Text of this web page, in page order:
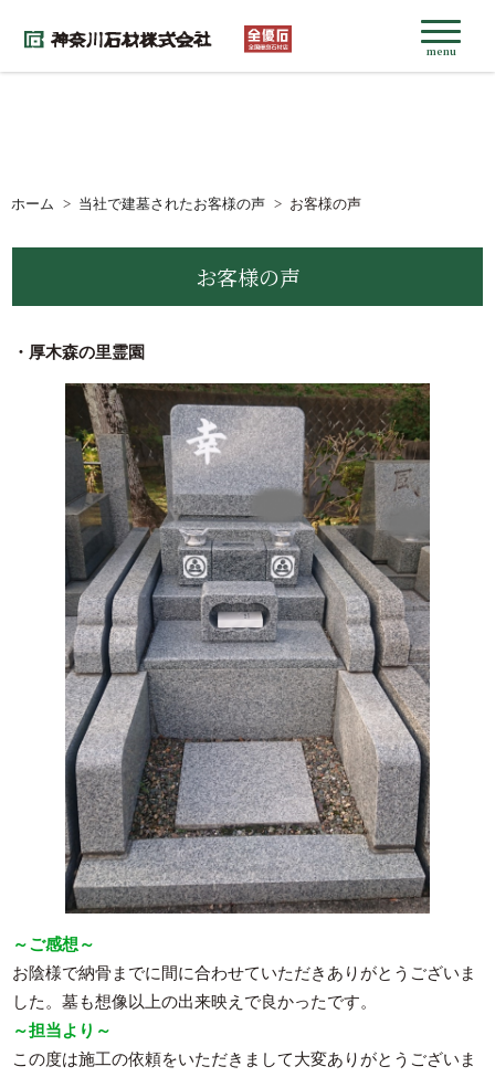
menu
ホーム 当社で建墓されたお客様の声 お客様の声
お客様の声
・厚木森の里霊園
～ご感想～
お陰様で納骨までに間に合わせていただきありがとうございま
した。墓も想像以上の出来映えで良かったです。
～担当より～
この度は施工の依頼をいただきまして大変ありがとうございま